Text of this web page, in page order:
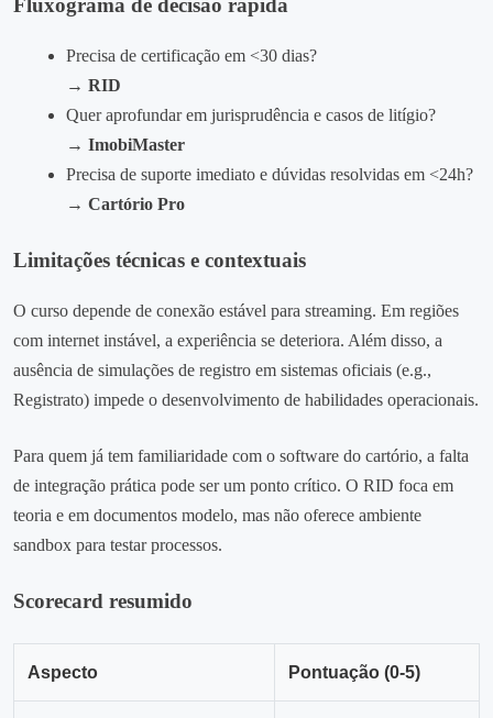
Fluxograma de decisão rápida
Precisa de certificação em <30 dias?
→ RID
Quer aprofundar em jurisprudência e casos de litígio?
→ ImobiMaster
Precisa de suporte imediato e dúvidas resolvidas em <24h?
→ Cartório Pro
Limitações técnicas e contextuais
O curso depende de conexão estável para streaming. Em regiões
com internet instável, a experiência se deteriora. Além disso, a
ausência de simulações de registro em sistemas oficiais (e.g.,
Registrato) impede o desenvolvimento de habilidades operacionais.
Para quem já tem familiaridade com o software do cartório, a falta
de integração prática pode ser um ponto crítico. O RID foca em
teoria e em documentos modelo, mas não oferece ambiente
sandbox para testar processos.
Scorecard resumido
Aspecto Pontuação (0‑5)